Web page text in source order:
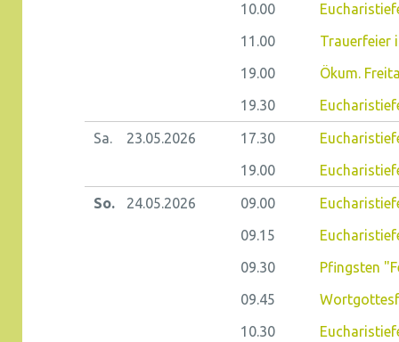
10.00
11.00
Trauerfeier
19.00
Ökum.
19.30
Sa. 23.05.2026 17.30
19.00
So. 24.05.2026 09.00
09.15
09.30
Pfingsten
09.45
10.30